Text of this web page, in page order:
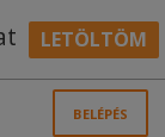
LETÖLTÖM
BELÉPÉS